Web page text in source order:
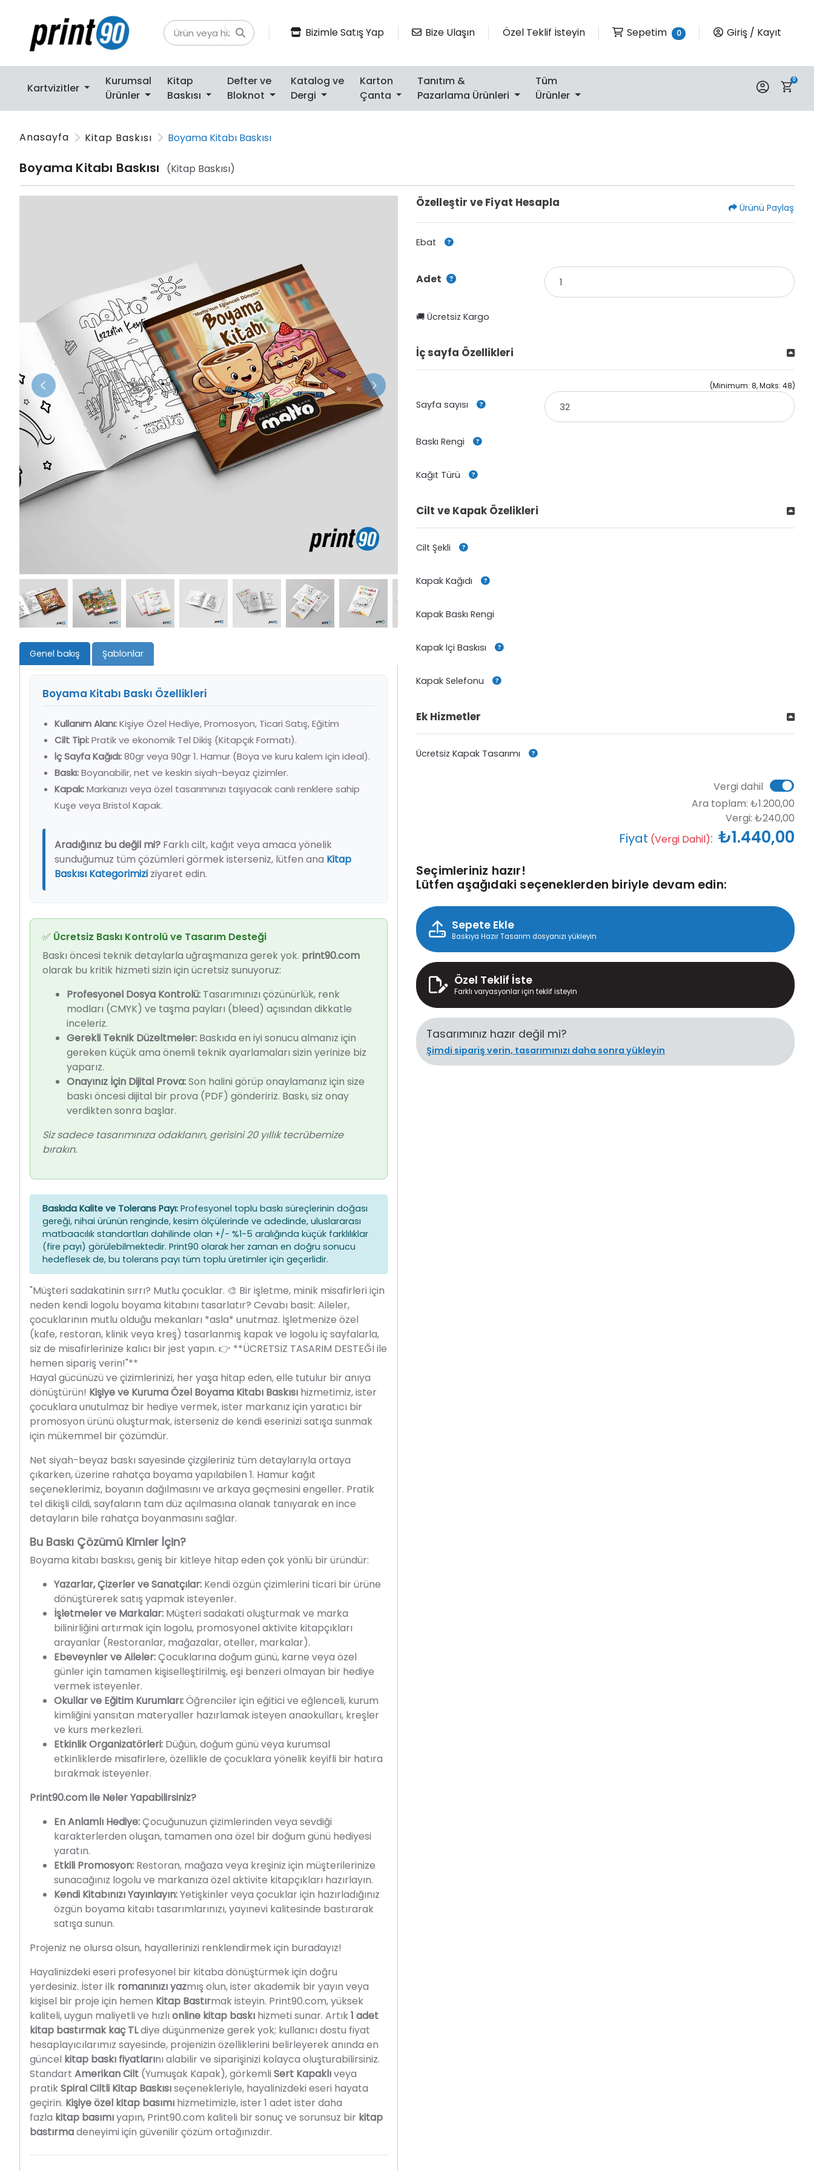
Bizimle Satış Yap
Bizimle Satış Yap Bize Ulaşın
Bize Ulaşın Özel Teklif İsteyin Sepetim
Sepetim 0 Giriş / Kayıt
Giriş / Kayıt
Kartvizitler
Kurumsal
Ürünler
Kitap
Baskısı
Defter ve
Bloknot
Katalog ve
Dergi
Karton
Çanta
Tanıtım &
Pazarlama Ürünleri
Tüm
Ürünler
0
Anasayfa Kitap Baskısı Boyama Kitabı Baskısı
Boyama Kitabı Baskısı (Kitap Baskısı)
Genel bakış Şablonlar
Boyama Kitabı Baskı Özellikleri
Kullanım Alanı:Kişiye Özel Hediye, Promosyon, Ticari Satış, Eğitim
Cilt Tipi:Pratik ve ekonomik Tel Dikiş (Kitapçık Formatı).
İç Sayfa Kağıdı:80gr veya 90gr 1. Hamur (Boya ve kuru kalem için ideal).
Baskı:Boyanabilir, net ve keskin siyah-beyaz çizimler.
Kapak:Markanızı veya özel tasarımınızı taşıyacak canlı renklere sahip
Kuşe veya Bristol Kapak.
Aradığınız bu değil mi? Farklı cilt, kağıt veya amaca yönelik
sunduğumuz tüm çözümleri görmek isterseniz, lütfen ana Kitap
Baskısı Kategorimizi ziyaret edin.
✅ Ücretsiz Baskı Kontrolü ve Tasarım Desteği
Baskı öncesi teknik detaylarla uğraşmanıza gerek yok. print90.com
olarak bu kritik hizmeti sizin için ücretsiz sunuyoruz:
Profesyonel Dosya Kontrolü: Tasarımınızı çözünürlük, renk
modları (CMYK) ve taşma payları (bleed) açısından dikkatle
inceleriz.
Gerekli Teknik Düzeltmeler: Baskıda en iyi sonucu almanız için
gereken küçük ama önemli teknik ayarlamaları sizin yerinize biz
yaparız.
Onayınız İçin Dijital Prova:Son halini görüp onaylamanız için size
baskı öncesi dijital bir prova (PDF) göndeririz. Baskı, siz onay
verdikten sonra başlar.
Siz sadece tasarımınıza odaklanın, gerisini 20 yıllık tecrübemize
bırakın.
Baskıda Kalite ve Tolerans Payı: Profesyonel toplu baskı süreçlerinin doğası
gereği, nihai ürünün renginde, kesim ölçülerinde ve adedinde, uluslararası
matbaacılık standartları dahilinde olan +/- %1-5 aralığında küçük farklılıklar
(fire payı) görülebilmektedir. Print90 olarak her zaman en doğru sonucu
hedeflesek de, bu tolerans payı tüm toplu üretimler için geçerlidir.
"Müşteri sadakatinin sırrı? Mutlu çocuklar. 🎨 Bir işletme, minik misafirleri için
neden kendi logolu boyama kitabını tasarlatır? Cevabı basit: Aileler,
çocuklarının mutlu olduğu mekanları *asla* unutmaz. İşletmenize özel
(kafe, restoran, klinik veya kreş) tasarlanmış kapak ve logolu iç sayfalarla,
siz de misafirlerinize kalıcı bir jest yapın. 👉 **ÜCRETSİZ TASARIM DESTEĞİ ile
hemen sipariş verin!"**
Hayal gücünüzü ve çizimlerinizi, her yaşa hitap eden, elle tutulur bir anıya
dönüştürün! Kişiye ve Kuruma Özel Boyama Kitabı Baskısı hizmetimiz, ister
çocuklara unutulmaz bir hediye vermek, ister markanız için yaratıcı bir
promosyon ürünü oluşturmak, isterseniz de kendi eserinizi satışa sunmak
için mükemmel bir çözümdür.
Net siyah-beyaz baskı sayesinde çizgileriniz tüm detaylarıyla ortaya
çıkarken, üzerine rahatça boyama yapılabilen 1. Hamur kağıt
seçeneklerimiz, boyanın dağılmasını ve arkaya geçmesini engeller. Pratik
tel dikişli cildi, sayfaların tam düz açılmasına olanak tanıyarak en ince
detayların bile rahatça boyanmasını sağlar.
Bu Baskı Çözümü Kimler İçin?
Boyama kitabı baskısı, geniş bir kitleye hitap eden çok yönlü bir üründür:
Yazarlar, Çizerler ve Sanatçılar: Kendi özgün çizimlerini ticari bir ürüne
dönüştürerek satış yapmak isteyenler.
İşletmeler ve Markalar: Müşteri sadakati oluşturmak ve marka
bilinirliğini artırmak için logolu, promosyonel aktivite kitapçıkları
arayanlar (Restoranlar, mağazalar, oteller, markalar).
Ebeveynler ve Aileler:Çocuklarına doğum günü, karne veya özel
günler için tamamen kişiselleştirilmiş, eşi benzeri olmayan bir hediye
vermek isteyenler.
Okullar ve Eğitim Kurumları:Öğrenciler için eğitici ve eğlenceli, kurum
kimliğini yansıtan materyaller hazırlamak isteyen anaokulları, kreşler
ve kurs merkezleri.
Etkinlik Organizatörleri: Düğün, doğum günü veya kurumsal
etkinliklerde misafirlere, özellikle de çocuklara yönelik keyifli bir hatıra
bırakmak isteyenler.
Print90.com ile Neler Yapabilirsiniz?
En Anlamlı Hediye:Çocuğunuzun çizimlerinden veya sevdiği
karakterlerden oluşan, tamamen ona özel bir doğum günü hediyesi
yaratın.
Etkili Promosyon: Restoran, mağaza veya kreşiniz için müşterilerinize
sunacağınız logolu ve markanıza özel aktivite kitapçıkları hazırlayın.
Kendi Kitabınızı Yayınlayın:Yetişkinler veya çocuklar için hazırladığınız
özgün boyama kitabı tasarımlarınızı, yayınevi kalitesinde bastırarak
satışa sunun.
Projeniz ne olursa olsun, hayallerinizi renklendirmek için buradayız!
Hayalinizdeki eseri profesyonel bir kitaba dönüştürmek için doğru
yerdesiniz. İster ilk romanınızı yazmış olun, ister akademik bir yayın veya
kişisel bir proje için hemen Kitap Bastırmak isteyin. Print90.com, yüksek
kaliteli, uygun maliyetli ve hızlı online kitap baskı hizmeti sunar. Artık1 adet
kitap bastırmak kaç TLdiye düşünmenize gerek yok; kullanıcı dostu fiyat
hesaplayıcılarımız sayesinde, projenizin özelliklerini belirleyerek anında en
güncel kitap baskı fiyatlarını alabilir ve siparişinizi kolayca oluşturabilirsiniz.
Standart Amerikan Cilt (Yumuşak Kapak), görkemli Sert Kapaklıveya
pratikSpiral Ciltli Kitap Baskısıseçenekleriyle, hayalinizdeki eseri hayata
geçirin. Kişiye özel kitap basımı hizmetimizle, ister 1 adet ister daha
fazla kitap basımıyapın, Print90.com kaliteli bir sonuç ve sorunsuz bir kitap
bastırmadeneyimi için güvenilir çözüm ortağınızdır.
Özelleştir ve Fiyat Hesapla Ürünü Paylaş
Ebat
Adet
🚚 Ücretsiz Kargo
İç sayfa Özellikleri
(Minimum: 8, Maks: 48)
Sayfa sayısı
Baskı Rengi
Kağıt Türü
Cilt ve Kapak Özelikleri
Cilt Şekli
Kapak Kağıdı
Kapak Baskı Rengi
Kapak İçi Baskısı
Kapak Selefonu
Ek Hizmetler
Ücretsiz Kapak Tasarımı
Vergi dahil
Ara toplam: ₺1.200,00
Vergi: ₺240,00
Fiyat (Vergi Dahil): ₺1.440,00
Seçimleriniz hazır!
Lütfen aşağıdaki seçeneklerden biriyle devam edin:
Sepete Ekle
Baskıya Hazır Tasarım dosyanızı yükleyin
Özel Teklif İste
Farklı varyasyonlar için teklif isteyin
Tasarımınız hazır değil mi?
Şimdi sipariş verin, tasarımınızı daha sonra yükleyin